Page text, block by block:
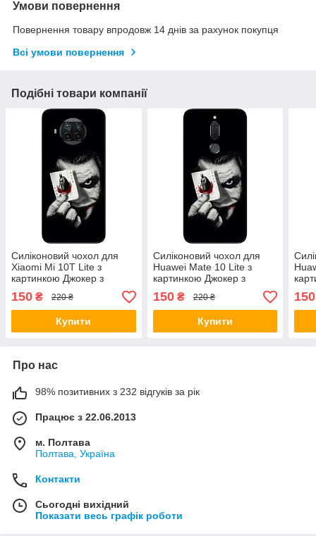
Умови повернення
Повернення товару впродовж 14 днів за рахунок покупця
Всі умови повернення
Подібні товари компанії
Силіконовий чохол для
Xiaomi Mi 10T Lite з
картинкою Джокер з
150 ₴ 220 ₴
Купити
Силіконовий чохол для
Huawei Mate 10 Lite з
картинкою Джокер з
150₴ 220 ₴
Купити
150
Про нас
98% позитивних з 232 відгуків за рік
Працює з 22.06.2013
м. Полтава
Полтава, Україна
Контакти
Сьогодні вихідний
Показати весь графік роботи